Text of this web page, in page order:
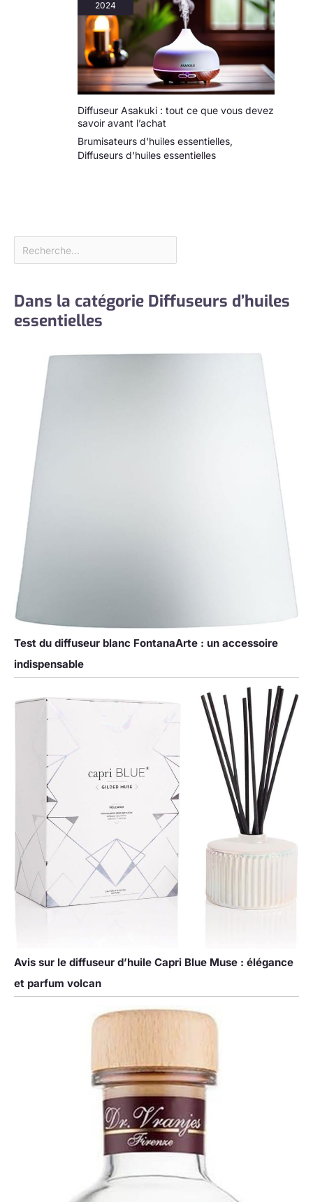
2024
Diffuseur Asakuki : tout ce que vous devez
savoir avant l’achat
Brumisateurs d'huiles essentielles,
Diffuseurs d'huiles essentielles
Dans la catégorie Diffuseurs d’huiles
essentielles
Test du diffuseur blanc FontanaArte : un accessoire
indispensable
Avis sur le diffuseur d’huile Capri Blue Muse : élégance
et parfum volcan